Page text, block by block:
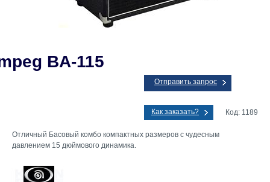
BA-115
Отправить запрос
Как заказать? Код: 1189
Отличный Басовый комбо компактных размеров с чудесным
давлением 15 дюймового динамика.